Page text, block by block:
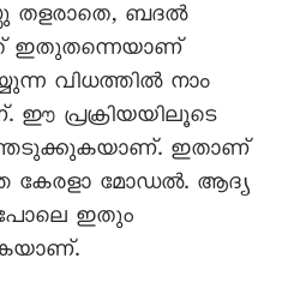
തളരാതെ, ബദൽ
ഇതുതന്നെയാണ്
വിധത്തിൽ നാം
പ്രക്രിയയിലൂടെ
ഇതാണ്
കേരളാ മോഡൽ. ആദ്യ
ഇതും